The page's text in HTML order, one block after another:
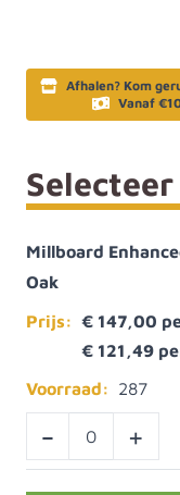
Afhalen? Kom
Vanaf
Millboard
Oak
Prijs: € 147,00
€ 121,49
Voorraad:
287
- +